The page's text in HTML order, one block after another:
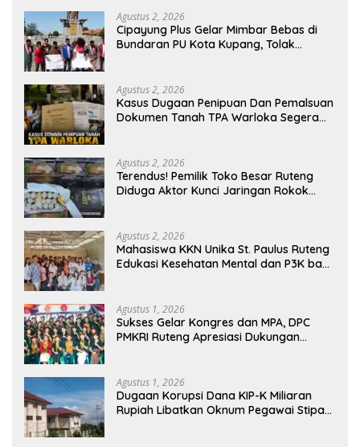
Agustus 2, 2026
Cipayung Plus Gelar Mimbar Bebas di
Bundaran PU Kota Kupang, Tolak
Agustus 2, 2026
Kasus Dugaan Penipuan Dan Pemalsuan
Dokumen Tanah TPA Warloka Segera
Memasuki Fase Krusial
Agustus 2, 2026
Terendus! Pemilik Toko Besar Ruteng
Diduga Aktor Kunci Jaringan Rokok
Agustus 2, 2026
Mahasiswa KKN Unika St. Paulus Ruteng
Edukasi Kesehatan Mental dan P3K bagi
Agustus 1, 2026
Sukses Gelar Kongres dan MPA, DPC
PMKRI Ruteng Apresiasi Dukungan
Agustus 1, 2026
Dugaan Korupsi Dana KIP-K Miliaran
Rupiah Libatkan Oknum Pegawai Stipas